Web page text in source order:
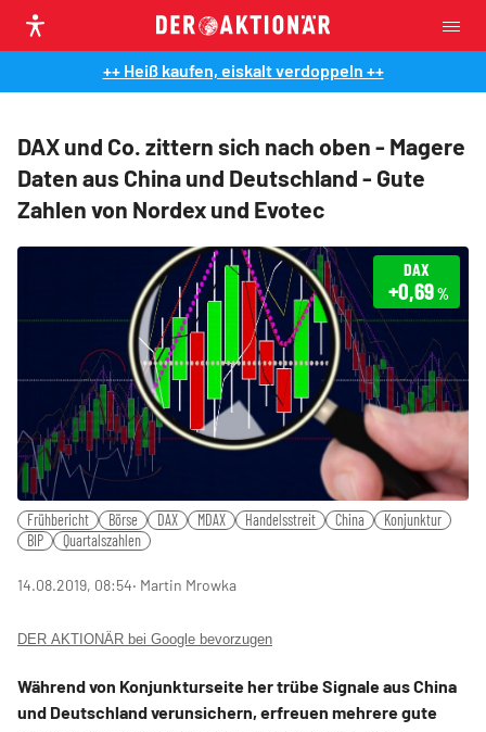
++ Heiß kaufen, eiskalt verdoppeln ++
DAX und Co. zittern sich nach oben - Magere
Daten aus China und Deutschland - Gute
Zahlen von Nordex und Evotec
DAX
+0,69%
Frühbericht Börse DAX MDAX Handelsstreit China
Konjunktur
BIP
Quartalszahlen
14.08.2019, 08:54‧ Martin Mrowka
DER AKTIONÄR bei Google bevorzugen
Während von Konjunkturseite her trübe Signale aus China
und Deutschland verunsichern, erfreuen mehrere gute